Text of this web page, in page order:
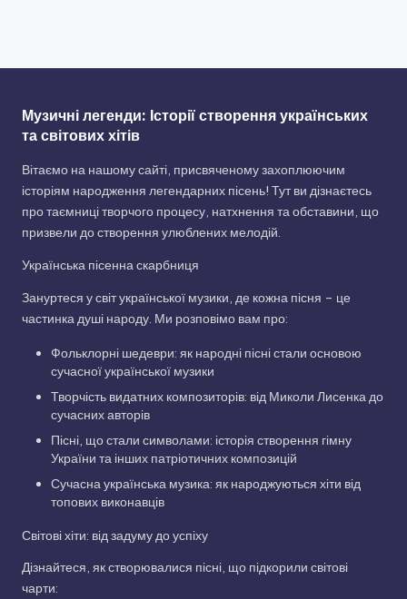
Музичні легенди: Історії створення українських
та світових хітів
Вітаємо на нашому сайті, присвяченому захоплюючим
історіям народження легендарних пісень! Тут ви дізнаєтесь
про таємниці творчого процесу, натхнення та обставини, що
призвели до створення улюблених мелодій.
Українська пісенна скарбниця
Зануртеся у світ української музики, де кожна пісня – це
частинка душі народу. Ми розповімо вам про:
Фольклорні шедеври: як народні пісні стали основою
сучасної української музики
Творчість видатних композиторів: від Миколи Лисенка до
сучасних авторів
Пісні, що стали символами: історія створення гімну
України та інших патріотичних композицій
Сучасна українська музика: як народжуються хіти від
топових виконавців
Світові хіти: від задуму до успіху
Дізнайтеся, як створювалися пісні, що підкорили світові
чарти: